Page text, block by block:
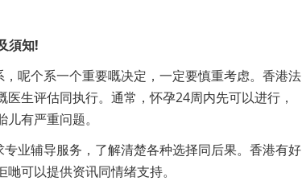
須知!
呢个系一个重要嘅决定，一定要慎重考虑。香港法
生评估同执行。通常，怀孕24周内先可以进行，
有严重问题。
业辅导服务，了解清楚各种选择同后果。香港有好
可以提供资讯同情绪支持。